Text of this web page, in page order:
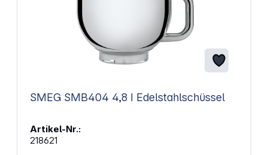
SMEG SMB404 4,8 I Edelstahlschüssel
Artikel-Nr.:
218621